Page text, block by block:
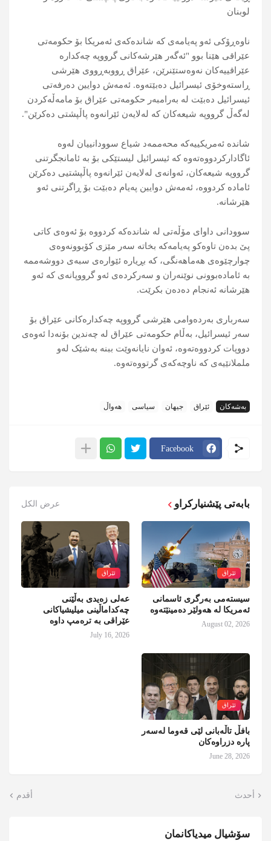
لوبنان
ناوەڕۆکی ئەو پەیامەی کە شاندەکەی ئەمریکا بۆ حکومەتی
عێراقی هێنا بوو "ئەگەر هێرشەکانی گرووپە چەکدارە
عێراقییەکان نەوەستێنرێن، عێراق ڕووبەڕووی هێرشی
ڕاستەوخۆی ئیسرائیل دەبێتەوە. ئەمەش دوایین دەرفەتی
ئیسرائیل دەبێت لە بەرامبەر حکومەتی عێراق بۆ مامەڵەکردن
لەگەڵ گرووپە شیعەکان کە لەلایەن ئێرانەوە پاڵپشتی دەکرێن".
شاندە ئەمریکییەکە محەممەد شیاع سوودانییان لەوە
ئاگادارکردووەتەوە کە ئیسرائیل لیستێکی بۆ بە ئامانجگرتنی
گرووپە شیعەکان، ئەوانەی لەلایەن ئێرانەوە پاڵپشتیی دەکرێن
ئامادە کردووە، ئەمەش دوایین پەیام دەبێت بۆ ڕاگرتنی ئەو
هێرشانە.
سوودانی داوای مۆڵەتی لە شاندەکە کردووە بۆ ئەوەی کاتی
پێ بدەن تاوەکو پەیامەکە بخاتە سەر مێزی کۆبوونەوەی
چوارچێوەی هەماهەنگی، کە بڕیارە ئێوارەی سبەی دووشەممە
بە ئامادەبوونی نوێنەران و سەرکردەی ئەو گرووپانەی کە ئەو
هێرشانە ئەنجام دەدەن بکرێت.
سەرباری بەردەوامی هێرشی گرووپە چەکدارەکانی عێراق بۆ
سەر ئیسرائیل، بەڵام حکومەتی عێراق لە چەندین بۆنەدا ئەوەی
دووپات کردووەتەوە، ئەوان نایانەوێت ببنە بەشێک لەو
ململانێیەی کە ناوچەکەی گرتووەتەوە.
بەشەکان ئێراق جیهان سیاسی هەواڵ
Facebook
بابەتی پێشنیارکراو عرض الكل
ئێراق
سیستەمی بەرگری ئاسمانی
ئەمریکا لە هەولێر دەمینێتەوە
August 02, 2026
ئێراق
عەلی زەیدی بەڵێنی
چەکداماڵینی میلیشیاکانی
عێراقی بە ترەمپ داوە
July 16, 2026
ئێراق
بافڵ تاڵەبانی لێی قەوما لەسەر
پارە دزراوەکان
June 28, 2026
أحدث أقدم
سۆشیال میدیاکانمان